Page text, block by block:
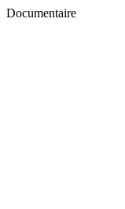
Documentaire